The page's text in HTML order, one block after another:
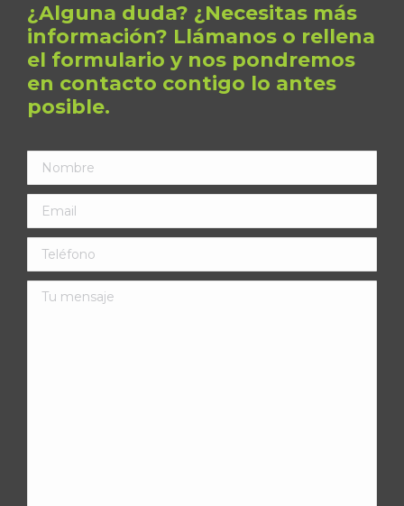
¿Alguna duda? ¿Necesitas más
información? Llámanos o rellena
el formulario y nos pondremos
en contacto contigo lo antes
posible.